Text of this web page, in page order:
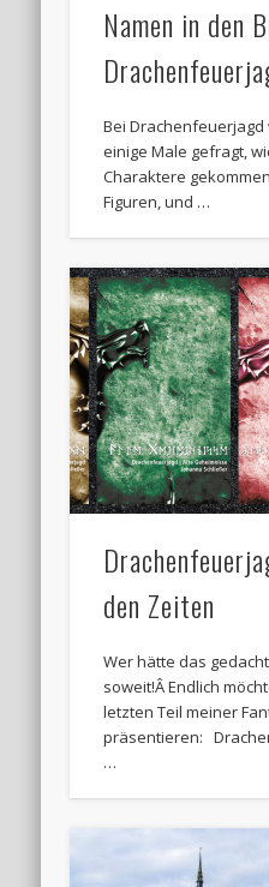
Namen in den
Bei
einige Male gefragt,
Charaktere
Figuren, und …
den Zeiten
Wer hätte das
soweit!Â Endlich
letzten Teil meiner
präsentieren:
…